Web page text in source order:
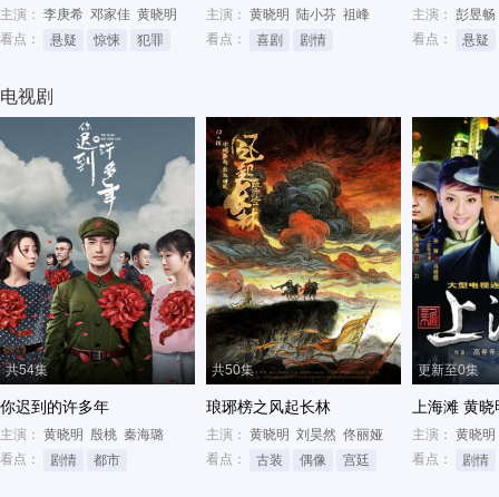
主演： 李庚希 邓家佳 黄晓明
看点：
悬疑 惊悚 犯罪
主演： 黄晓明 陆小芬 祖峰
看点：
喜剧 剧情
主演： 彭昱畅
看点：
悬疑
电视剧
共54集
你迟到的许多年
主演： 黄晓明 殷桃 秦海璐
看点：
剧情 都市
共50集
琅琊榜之风起长林
主演： 黄晓明 刘昊然 佟丽娅
看点：
古装 偶像 宫廷
更新至0集
上海滩 黄晓
主演： 黄晓明
看点：
剧情